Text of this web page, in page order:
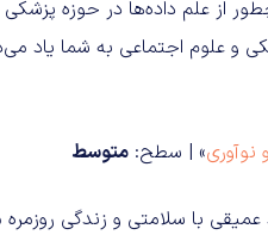
از علم داده‌ها در حوزه
و علوم اجتماعی به شما یاد
نوآوری» | سطح: متوسط
با سلامتی و زندگی روزمره